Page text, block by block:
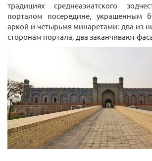
традициях среднеазиатского
порталом посередине, украшенным
аркой и четырьмя минаретами: два из
сторонам портала, два заканчивают